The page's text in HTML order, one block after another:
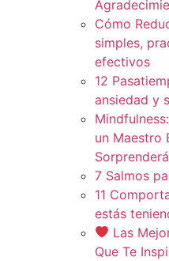
Cómo
simples,
efectivos
12
ansiedad y
un Maestro
7 Salmos
11
estás
Las
Que Te